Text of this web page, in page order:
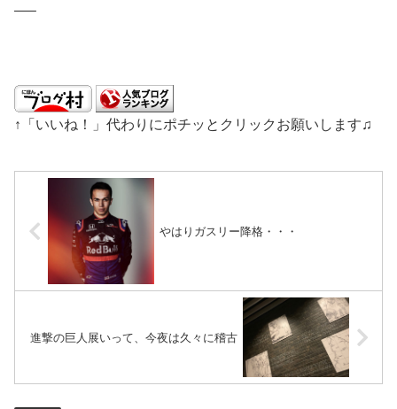
—–
↑「いいね！」代わりにポチッとクリックお願いします♫
やはりガスリー降格・・・
進撃の巨人展いって、今夜は久々に稽古